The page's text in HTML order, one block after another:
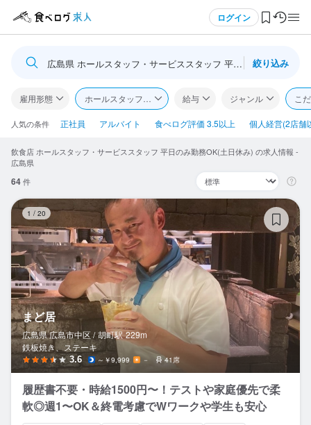
ログイン
ログイン・無料会員登録
食べログ求人TOP
求人検索
マイページ管理
閲覧履歴
気になる求人
検索履歴・保存した条件
応募履歴
WEB履歴書
ヘルプ・お問い合わせフォーム
広島県 ホールスタッフ・サービススタッフ 平日のみ勤務OK(土
絞り込み
雇用形態 ホールスタッフ・サービススタッフ
給与 ジャンル こ
人気の条件 正社員 アルバイト 食べログ評価 3.5以上 個人経営(2店舗
飲食店 ホールスタッフ・サービススタッフ 平日のみ勤務OK(土日休み) の求人情報 -
広島県
64件
1 / 20
まど居
広島県 広島市中区 / 胡町駅 229m
鉄板焼き、ステーキ
3.6 ～￥9,999 － 41席
履歴書不要・時給1500円〜！テストや家庭優先で柔
軟◎週1〜OK＆終電考慮でWワークや学生も安心